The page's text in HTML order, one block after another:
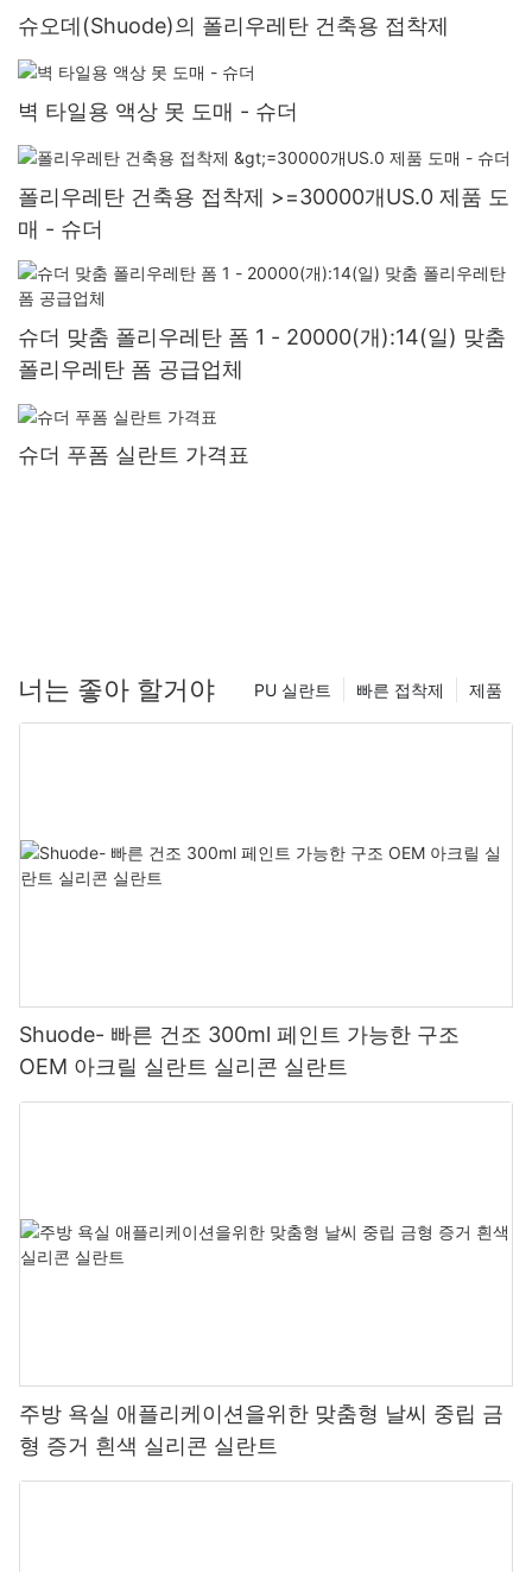
슈오데(Shuode)의 폴리우레탄 건축용 접착제
벽 타일용 액상 못 도매 - 슈더
폴리우레탄 건축용 접착제 >=30000개US.0 제품 도
매 - 슈더
슈더 맞춤 폴리우레탄 폼 1 - 20000(개):14(일) 맞춤
폴리우레탄 폼 공급업체
슈더 푸폼 실란트 가격표
너는 좋아 할거야 제품
빠른 접착제
PU 실란트
Shuode- 빠른 건조 300ml 페인트 가능한 구조
OEM 아크릴 실란트 실리콘 실란트
주방 욕실 애플리케이션을위한 맞춤형 날씨 중립 금
형 증거 흰색 실리콘 실란트